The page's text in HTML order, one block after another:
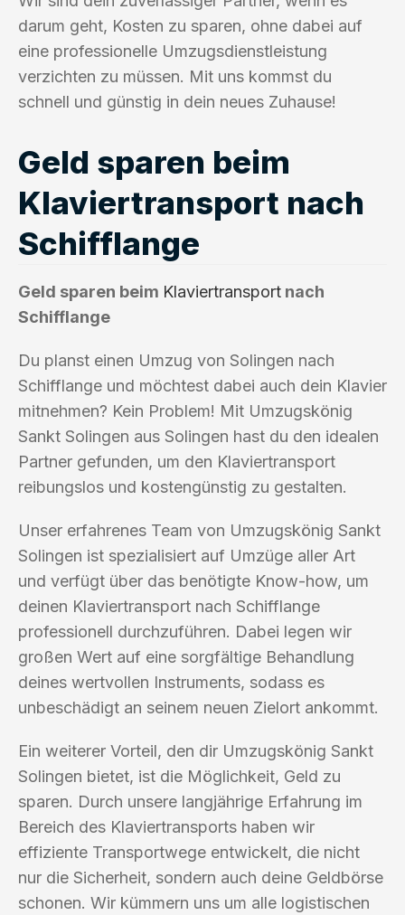
darum geht, Kosten zu sparen, ohne dabei auf
eine professionelle Umzugsdienstleistung
verzichten zu müssen. Mit uns kommst du
schnell und günstig in dein neues Zuhause!
Geld sparen beim
Klaviertransport nach
Schifflange
Geld sparen beim Klaviertransport nach
Schifflange
Du planst einen Umzug von Solingen nach
Schifflange und möchtest dabei auch dein Klavier
mitnehmen? Kein Problem! Mit Umzugskönig
Sankt Solingen aus Solingen hast du den idealen
Partner gefunden, um den Klaviertransport
reibungslos und kostengünstig zu gestalten.
Unser erfahrenes Team von Umzugskönig Sankt
Solingen ist spezialisiert auf Umzüge aller Art
und verfügt über das benötigte Know-how, um
deinen Klaviertransport nach Schifflange
professionell durchzuführen. Dabei legen wir
großen Wert auf eine sorgfältige Behandlung
deines wertvollen Instruments, sodass es
unbeschädigt an seinem neuen Zielort ankommt.
Ein weiterer Vorteil, den dir Umzugskönig Sankt
Solingen bietet, ist die Möglichkeit, Geld zu
sparen. Durch unsere langjährige Erfahrung im
Bereich des Klaviertransports haben wir
effiziente Transportwege entwickelt, die nicht
nur die Sicherheit, sondern auch deine Geldbörse
schonen. Wir kümmern uns um alle logistischen